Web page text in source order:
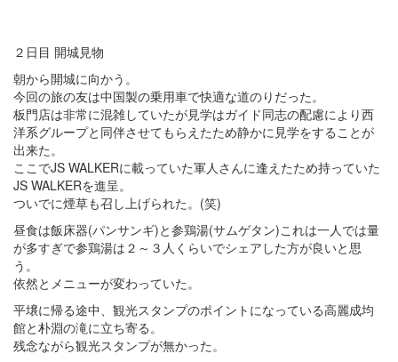
２日目 開城見物
朝から開城に向かう。
今回の旅の友は中国製の乗用車で快適な道のりだった。
板門店は非常に混雑していたが見学はガイド同志の配慮により西
洋系グループと同伴させてもらえたため静かに見学をすることが
出来た。
ここでJS WALKERに載っていた軍人さんに逢えたため持っていた
JS WALKERを進呈。
ついでに煙草も召し上げられた。(笑)
昼食は飯床器(パンサンギ)と参鶏湯(サムゲタン)これは一人では量
が多すぎで参鶏湯は２～３人くらいでシェアした方が良いと思
う。
依然とメニューが変わっていた。
平壌に帰る途中、観光スタンプのポイントになっている高麗成均
館と朴淵の滝に立ち寄る。
残念ながら観光スタンプが無かった。